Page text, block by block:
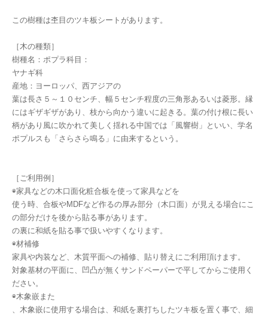
この樹種は杢目のツキ板シートがあります。
［木の種類］
樹種名：ポプラ科目：
ヤナギ科
産地：ヨーロッパ、西アジアの
葉は長さ５～１０センチ、幅５センチ程度の三角形あるいは菱形。縁
にはギザギザがあり、枝から向かう違いに起きる。葉の付け根に長い
柄があり風に吹かれて美しく揺れる中国では「風響樹」といい、学名
ポプルスも「さらさら鳴る」に由来するという。
［ご利用例］
◉家具などの木口面化粧合板を使って家具などを
使う時、合板やMDFなど作るの厚み部分（木口面）が見える場合にこ
の部分だけを後から貼る事があります。
の裏に和紙を貼る事で扱いやすくなります。
◉材補修
家具や内装など、木質平面への補修、貼り替えにご利用頂けます。
対象基材の平面に、凹凸が無くサンドペーパーで平してからご使用く
ださい。
◉木象嵌また
、木象嵌に使用する場合は、和紙を裏打ちしたツキ板を置く事で、細